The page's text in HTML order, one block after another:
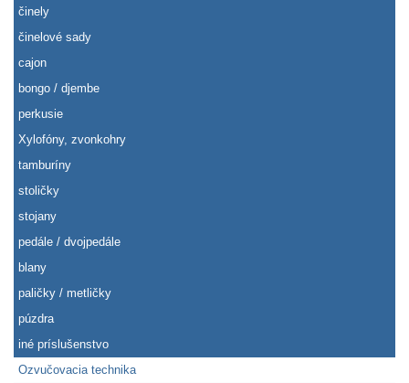
činely
činelové sady
cajon
bongo / djembe
perkusie
Xylofóny, zvonkohry
tamburíny
stoličky
stojany
pedále / dvojpedále
blany
paličky / metličky
púzdra
iné príslušenstvo
Ozvučovacia technika